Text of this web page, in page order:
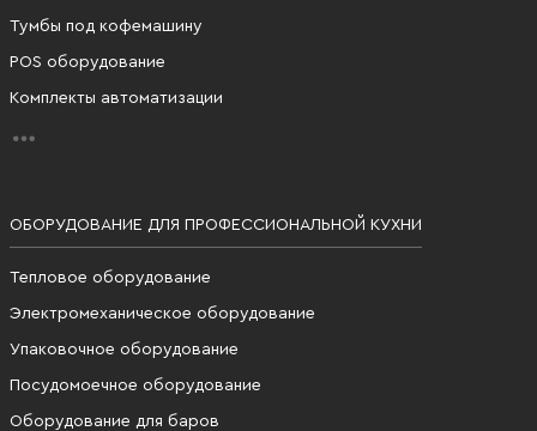
Тумбы под кофемашину
POS оборудование
Комплекты автоматизации
ОБОРУДОВАНИЕ ДЛЯ ПРОФЕССИОНАЛЬНОЙ КУХНИ
Тепловое оборудование
Электромеханическое оборудование
Упаковочное оборудование
Посудомоечное оборудование
Оборудование для баров